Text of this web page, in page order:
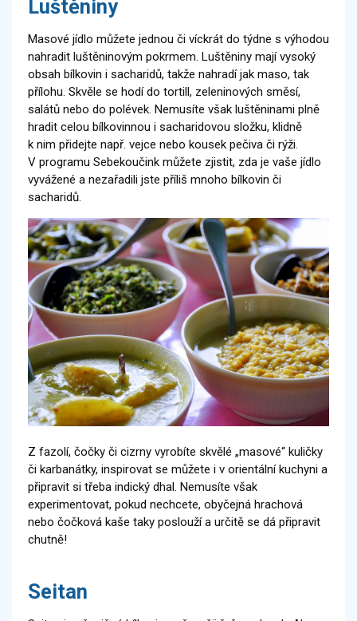
Luštěniny
Masové jídlo můžete jednou či víckrát do týdne s výhodou
nahradit luštěninovým pokrmem. Luštěniny mají vysoký
obsah bílkovin i sacharidů, takže nahradí jak maso, tak
přílohu. Skvěle se hodí do tortill, zeleninových směsí,
salátů nebo do polévek. Nemusíte však luštěninami plně
hradit celou bílkovinnou i sacharidovou složku, klidně
k nim přidejte např. vejce nebo kousek pečiva či rýži.
V programu Sebekoučink můžete zjistit, zda je vaše jídlo
vyvážené a nezařadili jste příliš mnoho bílkovin či
sacharidů.
Z fazolí, čočky či cizrny vyrobíte skvělé „masové“ kuličky
či karbanátky, inspirovat se můžete i v orientální kuchyni a
připravit si třeba indický dhal. Nemusíte však
experimentovat, pokud nechcete, obyčejná hrachová
nebo čočková kaše taky poslouží a určitě se dá připravit
chutně!
Seitan